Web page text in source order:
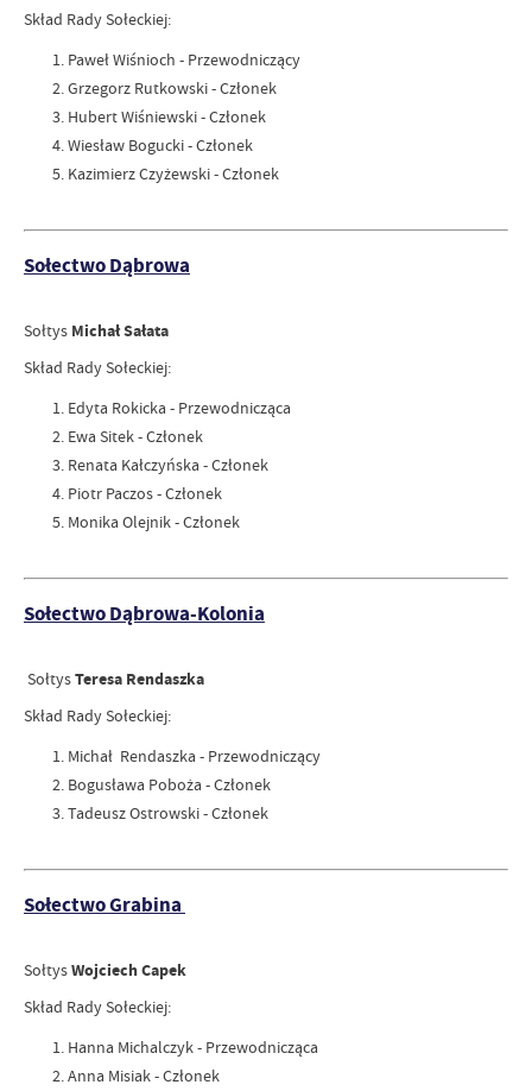
Skład Rady Sołeckiej:
Paweł Wiśnioch - Przewodniczący
Grzegorz Rutkowski - Członek
Hubert Wiśniewski - Członek
Wiesław Bogucki - Członek
Kazimierz Czyżewski - Członek
Sołectwo Dąbrowa
Sołtys Michał Sałata
Skład Rady Sołeckiej:
Edyta Rokicka - Przewodnicząca
Ewa Sitek - Członek
Renata Kałczyńska - Członek
Piotr Paczos - Członek
Monika Olejnik - Członek
Sołectwo Dąbrowa-Kolonia
SołtysTeresa Rendaszka
Skład Rady Sołeckiej:
Michał Rendaszka - Przewodniczący
Bogusława Poboża - Członek
Tadeusz Ostrowski - Członek
Sołectwo Grabina
SołtysWojciech Capek
Skład Rady Sołeckiej:
Hanna Michalczyk - Przewodnicząca
Anna Misiak - Członek